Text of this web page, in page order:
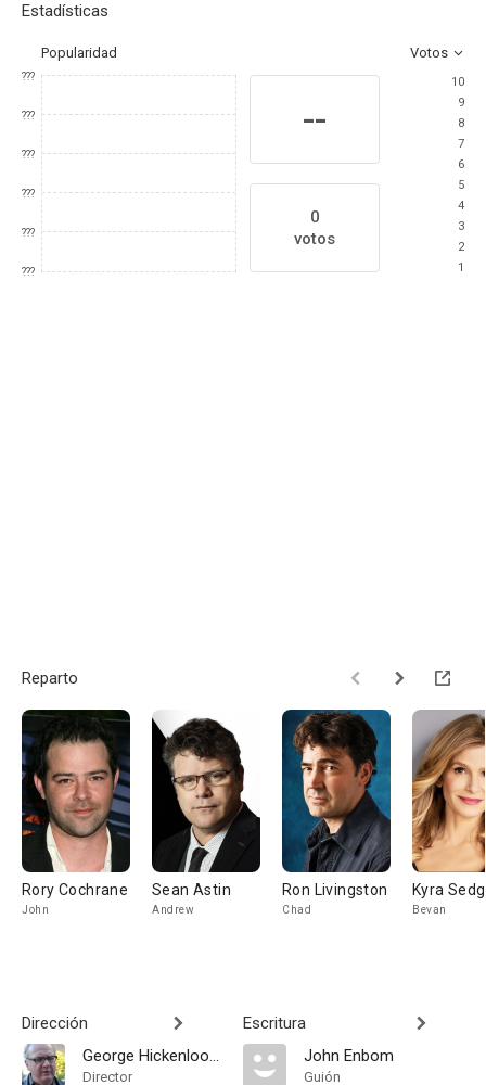
Estadísticas
Popularidad Votos
???
???
???
???
???
???
--
0
votos
10
9
8
7
6
5
4
3
2
1
Reparto
Rory Cochrane
John
Sean Astin
Andrew
Ron Livingston
Chad
Kyra
Bevan
Dirección
George Hickenlooper
Director
Escritura
John Enbom
Guión